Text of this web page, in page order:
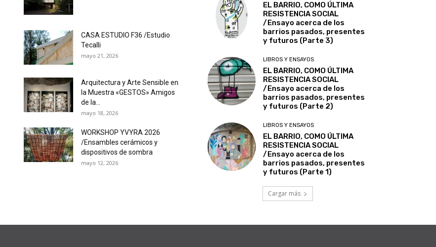
CASA ESTUDIO F36 /Estudio
Tecalli
mayo 21, 2026
Arquitectura y Arte Sensible en
la Muestra «GESTOS» Amigos
de la...
mayo 18, 2026
WORKSHOP YVYRA 2026
/Ensambles cerámicos y
dispositivos de sombra
mayo 12, 2026
EL BARRIO, COMO ÚLTIMA
RESISTENCIA SOCIAL
/Ensayo acerca de los
barrios pasados, presentes
y futuros (Parte 3)
LIBROS Y ENSAYOS
EL BARRIO, COMO ÚLTIMA
RESISTENCIA SOCIAL
/Ensayo acerca de los
barrios pasados, presentes
y futuros (Parte 2)
LIBROS Y ENSAYOS
EL BARRIO, COMO ÚLTIMA
RESISTENCIA SOCIAL
/Ensayo acerca de los
barrios pasados, presentes
y futuros (Parte 1)
Cargar más